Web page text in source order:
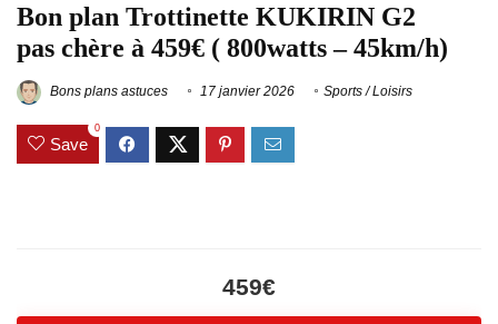
Bon plan Trottinette KUKIRIN G2
pas chère à 459€ ( 800watts – 45km/h)
Bons plans astuces 17 janvier 2026 Sports / Loisirs
Save
0
459€